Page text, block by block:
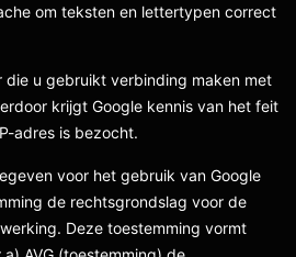
om teksten en lettertypen correct
die u gebruikt verbinding maken met
krijgt Google kennis van het feit
adres is bezocht.
voor het gebruik van Google
de rechtsgrondslag voor de
Deze toestemming vormt